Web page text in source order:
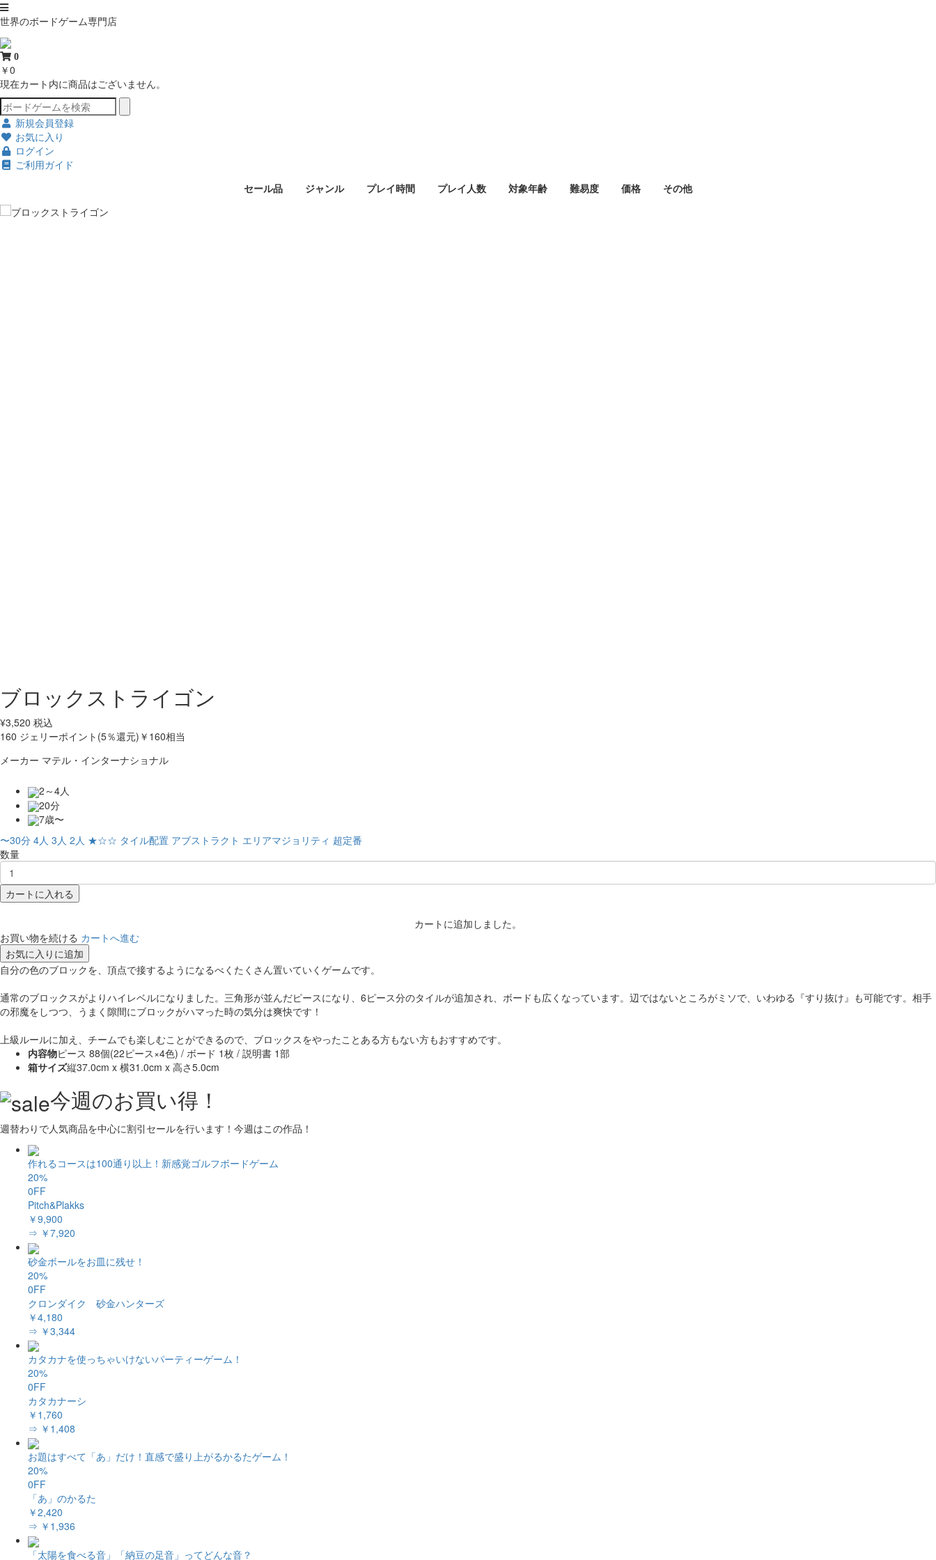
世界のボードゲーム専門店
0
￥0
現在カート内に商品はございません。
新規会員登録
お気に入り
ログイン
ご利用ガイド
セール品
ジャンル プレイ時間 プレイ人数 対象年齢 難易度 価格 その他
ブロックストライゴン
¥3,520 税込
160 ジェリーポイント(5％還元) ￥160相当
メーカー マテル・インターナショナル
2～4人
20分
7歳〜
〜30分 4人 3人 2人 ★☆☆ タイル配置 アブストラクト エリアマジョリティ 超定番
数量
カートに入れる
カートに追加しました。
お買い物を続ける カートへ進む
お気に入りに追加
自分の色のブロックを、頂点で接するようになるべくたくさん置いていくゲームです。
通常のブロックスがよりハイレベルになりました。三角形が並んだピースになり、6ピース分のタイルが追加され、ボードも広くなっています。辺ではないところがミソで、いわゆる『すり抜け』も可能です。相手
の邪魔をしつつ、うまく隙間にブロックがハマった時の気分は爽快です！
上級ルールに加え、チームでも楽しむことができるので、ブロックスをやったことある方もない方もおすすめです。
内容物ピース 88個(22ピース×4色) / ボード 1枚 / 説明書 1部
箱サイズ縦37.0cm x 横31.0cm x 高さ5.0cm
今週のお買い得！
週替わりで人気商品を中心に割引セールを行います！今週はこの作品！
作れるコースは100通り以上！新感覚ゴルフボードゲーム
20%
0FF
Pitch&Plakks
￥9,900
⇒ ￥7,920
砂金ボールをお皿に残せ！
20%
0FF
クロンダイク 砂金ハンターズ
￥4,180
⇒ ￥3,344
カタカナを使っちゃいけないパーティーゲーム！
20%
0FF
カタカナーシ
￥1,760
⇒ ￥1,408
お題はすべて「あ」だけ！直感で盛り上がるかるたゲーム！
20%
0FF
「あ」のかるた
￥2,420
⇒ ￥1,936
「太陽を食べる音」「納豆の足音」ってどんな音？